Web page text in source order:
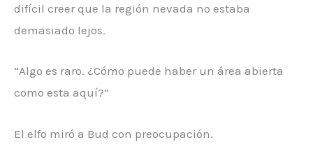
difícil creer que la región nevada no estaba
demasiado lejos.
“Algo es raro. ¿Cómo puede haber un área abierta
como esta aquí?”
El elfo miró a Bud con preocupación.